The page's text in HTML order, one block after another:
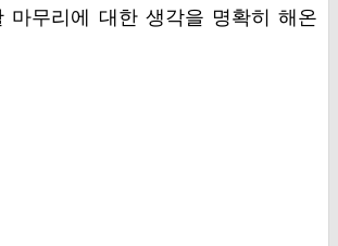
마무리에 대한 생각을 명확히 해온